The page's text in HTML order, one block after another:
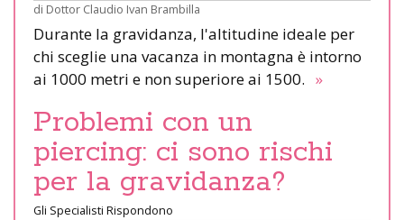
di Dottor Claudio Ivan Brambilla
Durante la gravidanza, l'altitudine ideale per
chi sceglie una vacanza in montagna è intorno
ai 1000 metri e non superiore ai 1500. »
Problemi con un
piercing: ci sono rischi
per la gravidanza?
Gli Specialisti Rispondono